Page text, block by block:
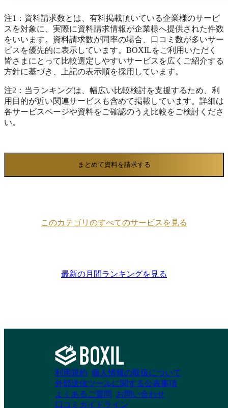
行える環境を構築可能です。 利用企業はDD-
CONNECT上で契約書類を作成し、取引先となる協力
会社に電子的に送信して電子署名による承認を行いま
す。両者の承諾がそろった契約書にはタイムスタンプ
が付され、クラウド上の契約フォルダに自動保管され
る仕組みです。契約締結の過程はリアルタイムに履歴
ダウンロードが可能です。 書類の改訂や再発行もデ
ータ上で完結するため、最新版の共有や差し替えも効
率的に行えます。また、DD-CONNECTは企業の基幹
DD-CONNECTでは、契約書以外にも見積依頼から発
注契約、業務完了報告、請求および検収に至るまで、
プロジェクトに伴う各種帳票をすべて電子ファイルで
類の契約書にも対応しています。契約当事者の種別を
問わず利用可能であり、不動産の賃貸借契約や派遣・
トしてくれるサービスです。
注1：資料請求数とは、有料掲載頂いている企業様のサービ
スを対象に、実際に資料請求情報が企業様へ提供された件数
をいいます。資料請求数が同率の場合、口コミ数が多いサー
ビスを優先的に表示しています。BOXILをご利用いただく
皆さまにとって比較選定しやすいサービスを広くご紹介する
方針に基づき、上記の表示順を採用しています。
注2：当ランキングは、幅広い比較検討を支援するため、利
用目的が近い関連サービスも含めて掲載しています。詳細は
各サービスページや資料をご確認のうえ比較をご検討くださ
い。
まとめて資料を請求する
このカテゴリのすべてのサービスを見る
最新の月間ランキングを見る
利用規約 個人情報の取扱について
外部送信ツールに関する公表事項
よくあるご質問
お問い合わせ
口コミガイドライン